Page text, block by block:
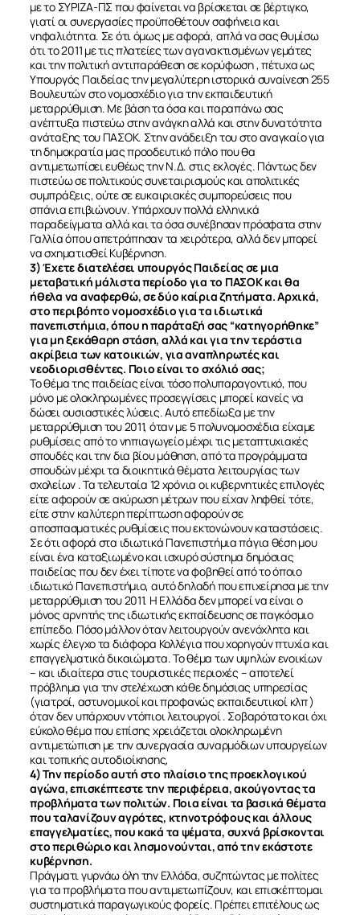
ΣΧΕΤΙΚΑ
ΝΕΑ
ΕΠΙΚΟΙΝΩΝΙΑ
με το ΣΥΡΙΖΑ-ΠΣ που φαίνεται να βρίσκεται σε βέρτιγκο,
γιατί οι συνεργασίες προϋποθέτουν σαφήνεια και
νηφαλιότητα. Σε ότι όμως με αφορά, απλά να σας θυμίσω
ότι το 2011 με τις πλατείες των αγανακτισμένων γεμάτες
και την πολιτική αντιπαράθεση σε κορύφωση , πέτυχα ως
Υπουργός Παιδείας την μεγαλύτερη ιστορικά συναίνεση 255
Βουλευτών στο νομοσχέδιο για την εκπαιδευτική
μεταρρύθμιση. Με βάση τα όσα και παραπάνω σας
ανέπτυξα πιστεύω στην ανάγκη αλλά και στην δυνατότητα
ανάταξης του ΠΑΣΟΚ. Στην ανάδειξη του στο αναγκαίο για
τη δημοκρατία μας προοδευτικό πόλο που θα
αντιμετωπίσει ευθέως την Ν.Δ. στις εκλογές. Πάντως δεν
πιστεύω σε πολιτικούς συνεταιρισμούς και απολιτικές
συμπράξεις, ούτε σε ευκαιριακές συμπορεύσεις που
σπάνια επιβιώνουν. Υπάρχουν πολλά ελληνικά
παραδείγματα αλλά και τα όσα συνέβησαν πρόσφατα στην
Γαλλία όπου απετράπησαν τα χειρότερα, αλλά δεν μπορεί
να σχηματισθεί Κυβέρνηση.
3) Έχετε διατελέσει υπουργός Παιδείας σε μια
μεταβατική μάλιστα περίοδο για το ΠΑΣΟΚ και θα
ήθελα να αναφερθώ, σε δύο καίρια ζητήματα. Αρχικά,
στο περιβόητο νομοσχέδιο για τα ιδιωτικά
πανεπιστήμια, όπου η παράταξή σας “κατηγορήθηκε”
για μη ξεκάθαρη στάση, αλλά και για την τεράστια
ακρίβεια των κατοικιών, για αναπληρωτές και
νεοδιορισθέντες. Ποιο είναι το σχόλιό σας;
Το θέμα της παιδείας είναι τόσο πολυπαραγοντικό, που
μόνο με ολοκληρωμένες προσεγγίσεις μπορεί κανείς να
δώσει ουσιαστικές λύσεις. Αυτό επεδίωξα με την
μεταρρύθμιση του 2011, όταν με 5 πολυνομοσχέδια είχαμε
ρυθμίσεις από το νηπιαγωγείο μέχρι τις μεταπτυχιακές
σπουδές και την δια βίου μάθηση, από τα προγράμματα
σπουδών μέχρι τα διοικητικά θέματα λειτουργίας των
σχολείων . Τα τελευταία 12 χρόνια οι κυβερνητικές επιλογές
είτε αφορούν σε ακύρωση μέτρων που είχαν ληφθεί τότε,
είτε στην καλύτερη περίπτωση αφορούν σε
αποσπασματικές ρυθμίσεις που εκτονώνουν καταστάσεις.
Σε ότι αφορά στα ιδιωτικά Πανεπιστήμια πάγια θέση μου
είναι ένα καταξιωμένο και ισχυρό σύστημα δημόσιας
παιδείας που δεν έχει τίποτε να φοβηθεί από το όποιο
ιδιωτικό Πανεπιστήμιο, αυτό δηλαδή που επιχείρησα με την
μεταρρύθμιση του 2011. Η Ελλάδα δεν μπορεί να είναι ο
μόνος αρνητής της ιδιωτικής εκπαίδευσης σε παγκόσμιο
επίπεδο. Πόσο μάλλον όταν λειτουργούν ανενόχλητα και
χωρίς έλεγχο τα διάφορα Κολλέγια που χορηγούν πτυχία και
επαγγελματικά δικαιώματα. Το θέμα των υψηλών ενοικίων
– και ιδιαίτερα στις τουριστικές περιοχές – αποτελεί
πρόβλημα για την στελέχωση κάθε δημόσιας υπηρεσίας
(γιατροί, αστυνομικοί και προφανώς εκπαιδευτικοί κλπ )
όταν δεν υπάρχουν ντόπιοι λειτουργοί . Σοβαρότατο και όχι
εύκολο θέμα που επίσης χρειάζεται ολοκληρωμένη
αντιμετώπιση με την συνεργασία συναρμόδιων υπουργείων
και τοπικής αυτοδιοίκησης,
4) Την περίοδο αυτή στο πλαίσιο της προεκλογικού
αγώνα, επισκέπτεστε την περιφέρεια, ακούγοντας τα
προβλήματα των πολιτών. Ποια είναι τα βασικά θέματα
που ταλανίζουν αγρότες, κτηνοτρόφους και άλλους
επαγγελματίες, που κακά τα ψέματα, συχνά βρίσκονται
στο περιθώριο και λησμονούνται, από την εκάστοτε
κυβέρνηση.
Πράγματι γυρνάω όλη την Ελλάδα, συζητώντας με πολίτες
για τα προβλήματα που αντιμετωπίζουν, και επισκέπτομαι
συστηματικά παραγωγικούς φορείς. Πρέπει επιτέλους ως